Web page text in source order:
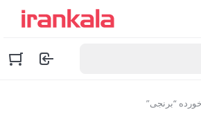
“برنجی”